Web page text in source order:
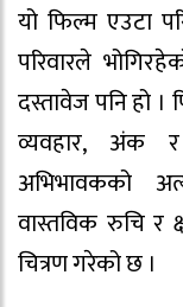
यो फिल्म एउटा
परिवारले
दस्तावेज पनि हो ।
व्यवहार, अंक र
अभिभावकको
वास्तविक रुचि र
चित्रण गरेको छ ।